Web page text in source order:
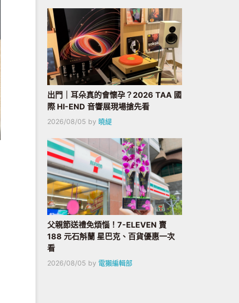
出門｜耳朵真的會懷孕？2026 TAA 國
際 HI-END 音響展現場搶先看
2026/08/05 by 曉緹
父親節送禮免煩惱！7-ELEVEN 賣
188 元石斛蘭 星巴克、百貨優惠一次
看
2026/08/05 by 電獺編輯部